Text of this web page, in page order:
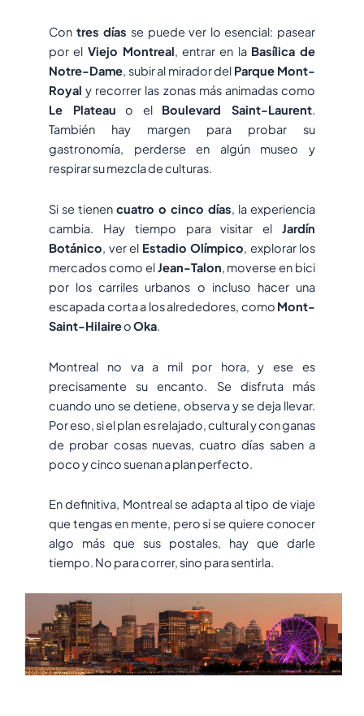
Con tres días se puede ver lo esencial: pasear
por el Viejo Montreal, entrar en la Basílica de
Notre-Dame, subir al mirador del Parque Mont-
Royal y recorrer las zonas más animadas como
Le Plateau o el Boulevard Saint-Laurent.
También hay margen para probar su
gastronomía, perderse en algún museo y
respirar su mezcla de culturas.
Si se tienen cuatro o cinco días, la experiencia
cambia. Hay tiempo para visitar el Jardín
Botánico, ver el Estadio Olímpico, explorar los
mercados como elJean-Talon, moverse en bici
por los carriles urbanos o incluso hacer una
escapada corta a los alrededores, como Mont-
Saint-HilaireoOka.
Montreal no va a mil por hora, y ese es
precisamente su encanto. Se disfruta más
cuando uno se detiene, observa y se deja llevar.
Por eso, si el plan es relajado, cultural y con ganas
de probar cosas nuevas, cuatro días saben a
poco y cinco suenan a plan perfecto.
En definitiva, Montreal se adapta al tipo de viaje
que tengas en mente, pero si se quiere conocer
algo más que sus postales, hay que darle
tiempo. No para correr, sino para sentirla.